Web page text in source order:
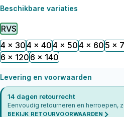
Beschikbare variaties
RVS
4 x 304 x 404 x 504 x 60 5 x
6 x 120 6 x 140
Levering en voorwaarden
14 dagen retourrecht
Eenvoudig retourneren en herroepen,
BEKIJK RETOURVOORWAARDEN